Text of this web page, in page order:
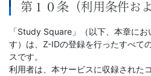
第１０条（利用条件お
「Study Square」（以下、本章に
す）は、Z-IDの登録を行ったすべて
スです。
利用者は、本サービスに収録された